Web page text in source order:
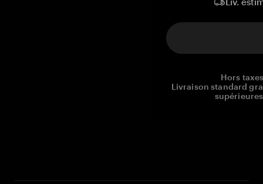
Hors
Livraison standard